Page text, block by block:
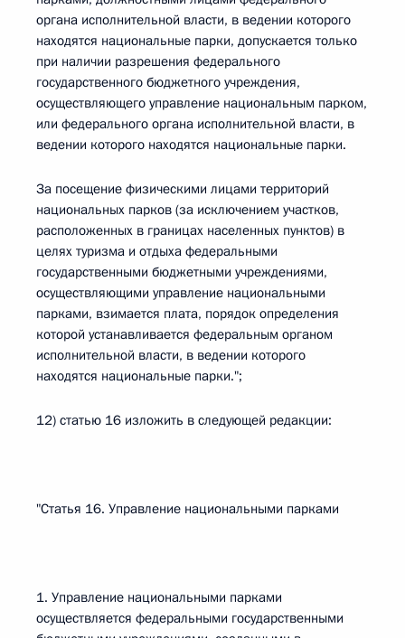
органа исполнительной власти, в ведении которого
находятся национальные парки, допускается только
при наличии разрешения федерального
государственного бюджетного учреждения,
осуществляющего управление национальным парком,
или федерального органа исполнительной власти, в
ведении которого находятся национальные парки.
За посещение физическими лицами территорий
национальных парков (за исключением участков,
расположенных в границах населенных пунктов) в
целях туризма и отдыха федеральными
государственными бюджетными учреждениями,
осуществляющими управление национальными
парками, взимается плата, порядок определения
которой устанавливается федеральным органом
исполнительной власти, в ведении которого
находятся национальные парки.";
12) статью 16 изложить в следующей редакции:
"Статья 16. Управление национальными парками
1. Управление национальными парками
осуществляется федеральными государственными